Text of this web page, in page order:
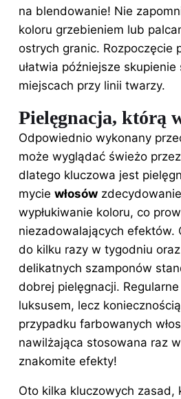
na blendowanie! Nie
koloru grzebieniem lub
ostrych granic. Rozpoczęcie
ułatwia późniejsze
miejscach przy linii twarzy.
Pielęgnacja, którą
Odpowiednio wykonany
może wyglądać świeżo
dlatego kluczowa jest
mycie włosów
wypłukiwanie koloru, co
niezadowalających efektów.
do kilku razy w tygodniu
delikatnych szamponów
dobrej pielęgnacji.
luksusem, lecz
przypadku farbowanych
nawilżająca stosowana raz
znakomite efekty!
Oto kilka kluczowych zasad,